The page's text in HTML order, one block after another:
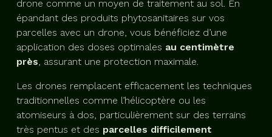
drone comme un moyen de traitement au sol. En
épandant des produits phytosanitaires sur vos
parcelles avec un drone, vous bénéficiez d’une
application des doses optimales au centimètre
près , assurant une protection maximale.
Les drones remplacent efficacement les techniques
traditionnelles comme l’hélicoptère ou les
atomiseurs à dos, particulièrement sur des terrains
très pentus et des parcelles difficilement